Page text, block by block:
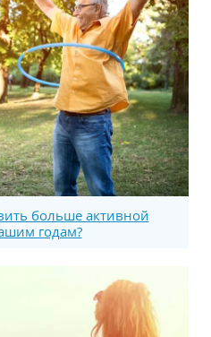
больше активной
годам?